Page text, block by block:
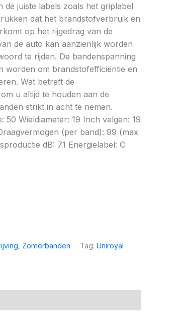
juiste labels zoals het griplabel
dat het brandstofverbruik en
op het rijgedrag van de
de auto kan aanzienlijk worden
te rijden. De bandenspanning
worden om brandstofefficiëntie en
Wat betreft de
u altijd te houden aan de
strikt in acht te nemen.
50 Wieldiameter: 19 Inch velgen: 19
(per band): 99 (max
dB: 71 Energielabel: C
Zomerbanden Tag: Uniroyal